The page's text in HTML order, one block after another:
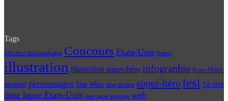
Tags
affiches minimalistes Concours Etats-Unis france
illustration illustration super-héro infographie Jeux-Vidéo
motion personnages Star Wars stop motion super-hérotest Tilt Shift
time lapse Etats-Unis time lapse norvege web